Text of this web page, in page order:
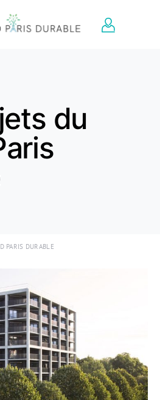
du
PARIS DURABLE